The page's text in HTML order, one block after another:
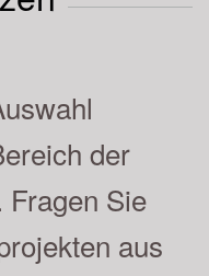
der
Fragen Sie
aus